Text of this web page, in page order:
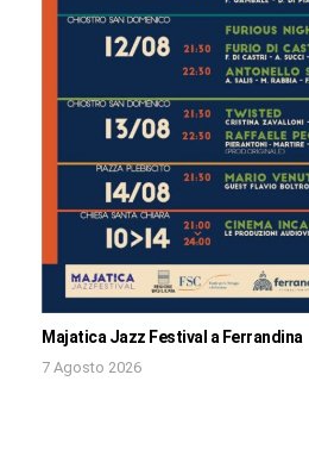
Majatica Jazz Festival a Ferrandina
7 Agosto 2026